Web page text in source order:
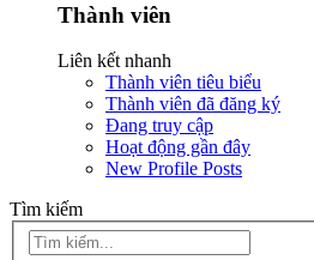
Thành viên
Liên kết nhanh
Thành viên tiêu biểu
Thành viên đã đăng ký
Đang truy cập
Hoạt động gần đây
New Profile Posts
Tìm kiếm